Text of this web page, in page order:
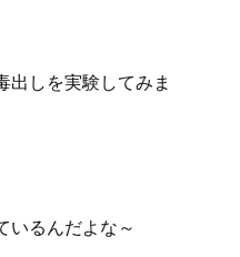
出しを実験してみま
いるんだよな～